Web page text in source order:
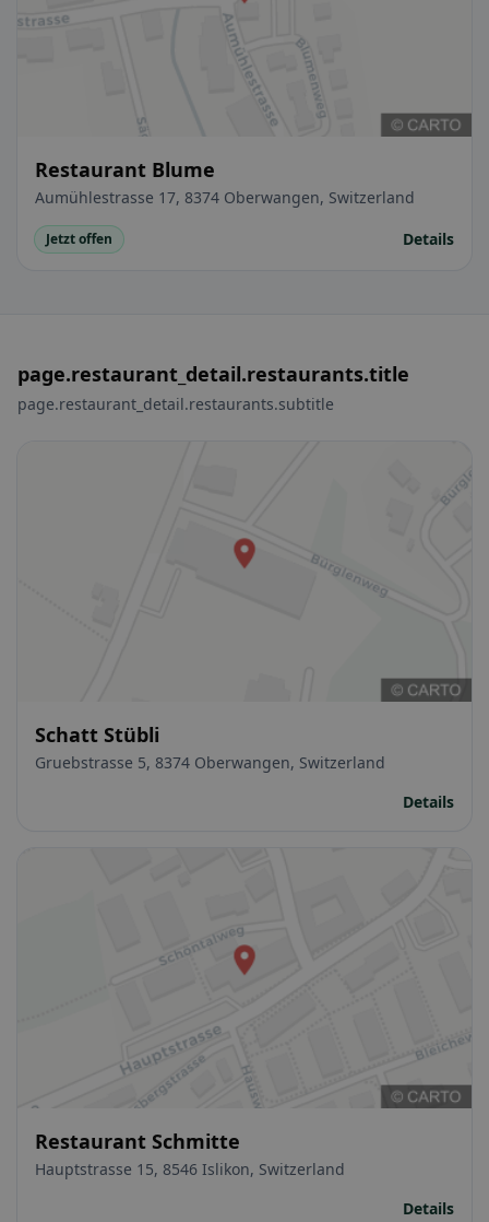
Restaurant Blume
Aumühlestrasse 17, 8374 Oberwangen, Switzerland
Jetzt offen Details
page.restaurant_detail.restaurants.title
page.restaurant_detail.restaurants.subtitle
Schatt Stübli
Gruebstrasse 5, 8374 Oberwangen, Switzerland
Details
Restaurant Schmitte
Hauptstrasse 15, 8546 Islikon, Switzerland
Details